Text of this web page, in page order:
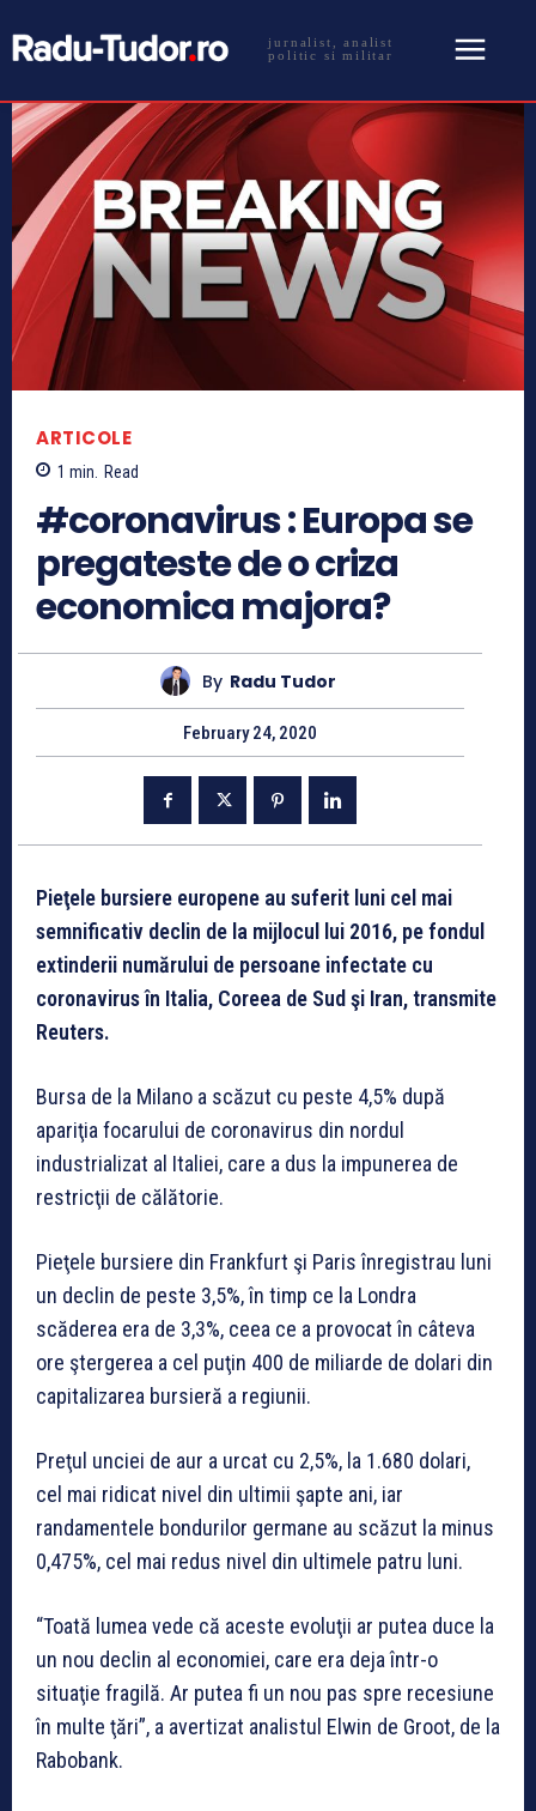
jurnalist, analist
politic si militar
ARTICOLE
1 min. Read
#coronavirus : Europa se
pregateste de o criza
economica majora?
By Radu Tudor
February 24, 2020
Pieţele bursiere europene au suferit luni cel mai
semnificativ declin de la mijlocul lui 2016, pe fondul
extinderii numărului de persoane infectate cu
coronavirus în Italia, Coreea de Sud şi Iran, transmite
Reuters.
Bursa de la Milano a scăzut cu peste 4,5% după
apariţia focarului de coronavirus din nordul
industrializat al Italiei, care a dus la impunerea de
restricţii de călătorie.
Pieţele bursiere din Frankfurt şi Paris înregistrau luni
un declin de peste 3,5%, în timp ce la Londra
scăderea era de 3,3%, ceea ce a provocat în câteva
ore ştergerea a cel puţin 400 de miliarde de dolari din
capitalizarea bursieră a regiunii.
Preţul unciei de aur a urcat cu 2,5%, la 1.680 dolari,
cel mai ridicat nivel din ultimii şapte ani, iar
randamentele bondurilor germane au scăzut la minus
0,475%, cel mai redus nivel din ultimele patru luni.
“Toată lumea vede că aceste evoluţii ar putea duce la
un nou declin al economiei, care era deja într-o
situaţie fragilă. Ar putea fi un nou pas spre recesiune
în multe ţări”, a avertizat analistul Elwin de Groot, de la
Rabobank.